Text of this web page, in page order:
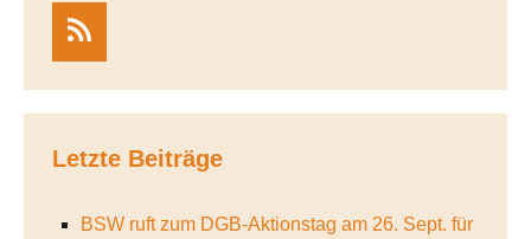
Letzte Beiträge
BSW ruft zum DGB-Aktionstag am 26. Sept. für